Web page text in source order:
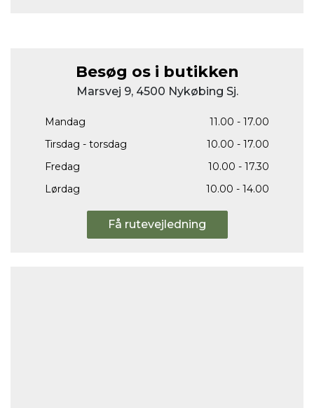
Besøg os i butikken
Marsvej 9, 4500 Nykøbing Sj.
Mandag
11.00 - 17.00
Tirsdag - torsdag
10.00 - 17.00
Fredag
10.00 - 17.30
Lørdag
10.00 - 14.00
Få rutevejledning